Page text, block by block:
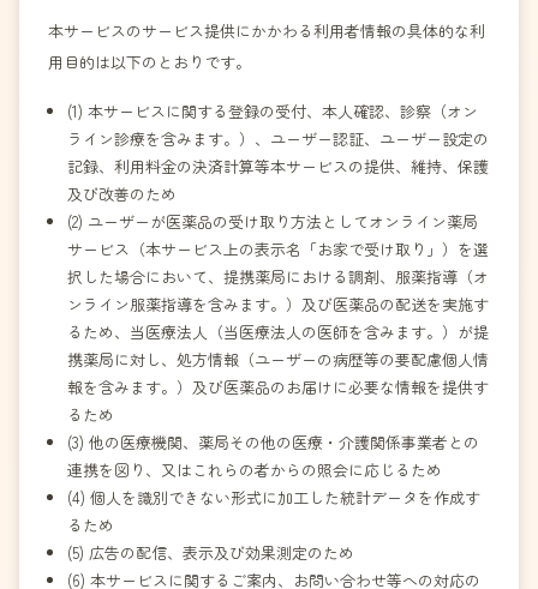
本サービスのサービス提供にかかわる利用者情報の具体的な利
用目的は以下のとおりです。
(1) 本サービスに関する登録の受付、本人確認、診察（オン
ライン診療を含みます。）、ユーザー認証、ユーザー設定の
記録、利用料金の決済計算等本サービスの提供、維持、保護
及び改善のため
(2) ユーザーが医薬品の受け取り方法としてオンライン薬局
サービス（本サービス上の表示名「お家で受け取り」）を選
択した場合において、提携薬局における調剤、服薬指導（オ
ンライン服薬指導を含みます。）及び医薬品の配送を実施す
るため、当医療法人（当医療法人の医師を含みます。）が提
携薬局に対し、処方情報（ユーザーの病歴等の要配慮個人情
報を含みます。）及び医薬品のお届けに必要な情報を提供す
るため
(3) 他の医療機関、薬局その他の医療・介護関係事業者との
連携を図り、又はこれらの者からの照会に応じるため
(4) 個人を識別できない形式に加工した統計データを作成す
るため
(5) 広告の配信、表示及び効果測定のため
(6) 本サービスに関するご案内、お問い合わせ等への対応の